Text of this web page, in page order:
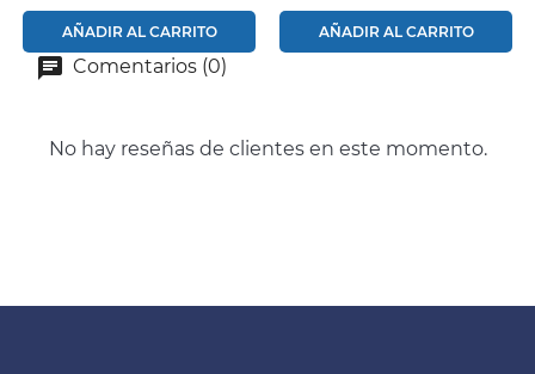
AÑADIR AL CARRITO AÑADIR AL CARRITO
Comentarios (0)
No hay reseñas de clientes en este momento.